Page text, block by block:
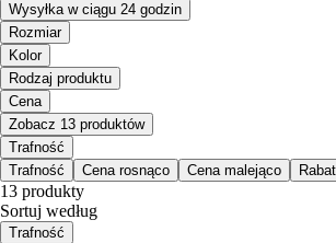
Wysyłka w ciągu 24 godzin
Rozmiar
Kolor
Rodzaj produktu
Cena
Zobacz 13 produktów
Trafność
Trafność
Cena rosnąco Cena malejąco Rabat
13 produkty
Sortuj według
Trafność